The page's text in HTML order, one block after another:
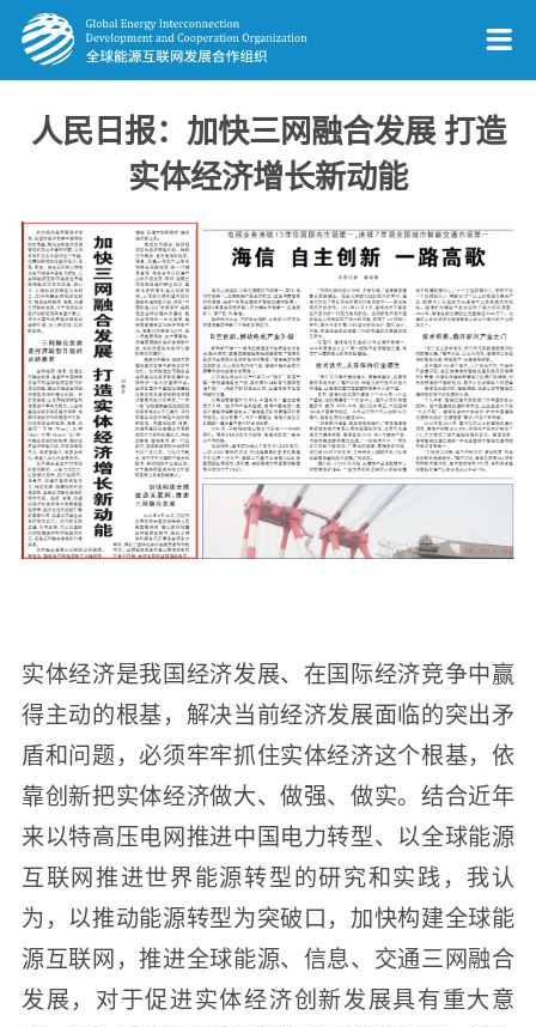
人民日报：加快三网融合发展 打造
实体经济增长新动能
实体经济是我国经济发展、在国际经济竞争中赢
得主动的根基，解决当前经济发展面临的突出矛
盾和问题，必须牢牢抓住实体经济这个根基，依
靠创新把实体经济做大、做强、做实。结合近年
来以特高压电网推进中国电力转型、以全球能源
互联网推进世界能源转型的研究和实践，我认
为，以推动能源转型为突破口，加快构建全球能
源互联网，推进全球能源、信息、交通三网融合
发展，对于促进实体经济创新发展具有重大意